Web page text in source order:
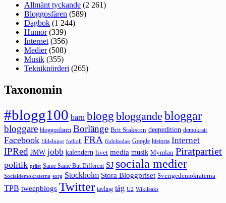
Allmänt tyckande (2 261)
Bloggosfären (589)
Dagbok (1 244)
Humor(339)
Internet (356)
Medier(508)
Musik (355)
Tekniknörderi (265)
Taxonomin
#blogg100 barn blogg bloggande bloggar
bloggare bloggosfären Borlänge Brit Stakston deepedition demokrati
Facebook fildelning fotboll FRA födelsedag Google historia Internet
IPRed JMW jobb kalendern livet media musik Mymlan Piratpartiet
politik präst Same Same But Different SJ sociala medier
Socialdemokraterna sorg Stockholm Stora Bloggpriset Sverigedemokraterna
TPB tweepblogs Twitter tävling tåg U2 Wikileaks